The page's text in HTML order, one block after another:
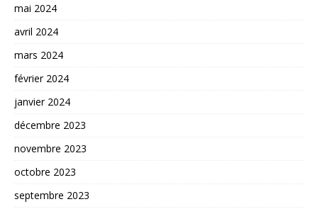
mai 2024
avril 2024
mars 2024
février 2024
janvier 2024
décembre 2023
novembre 2023
octobre 2023
septembre 2023